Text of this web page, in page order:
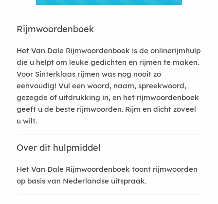
Rijmwoordenboek
Het Van Dale Rijmwoordenboek is de onlinerijmhulp
die u helpt om leuke gedichten en rijmen te maken.
Voor Sinterklaas rijmen was nog nooit zo
eenvoudig! Vul een woord, naam, spreekwoord,
gezegde of uitdrukking in, en het rijmwoordenboek
geeft u de beste rijmwoorden. Rijm en dicht zoveel
u wilt.
Over dit hulpmiddel
Het Van Dale Rijmwoordenboek toont rijmwoorden
op basis van Nederlandse uitspraak.